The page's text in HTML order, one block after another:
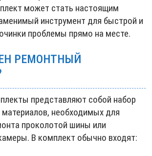
может стать настоящим
инструмент для быстрой и
проблемы прямо на месте.
РЕМОНТНЫЙ
представляют собой набор
материалов, необходимых для
проколотой шины или
В комплект обычно входят: